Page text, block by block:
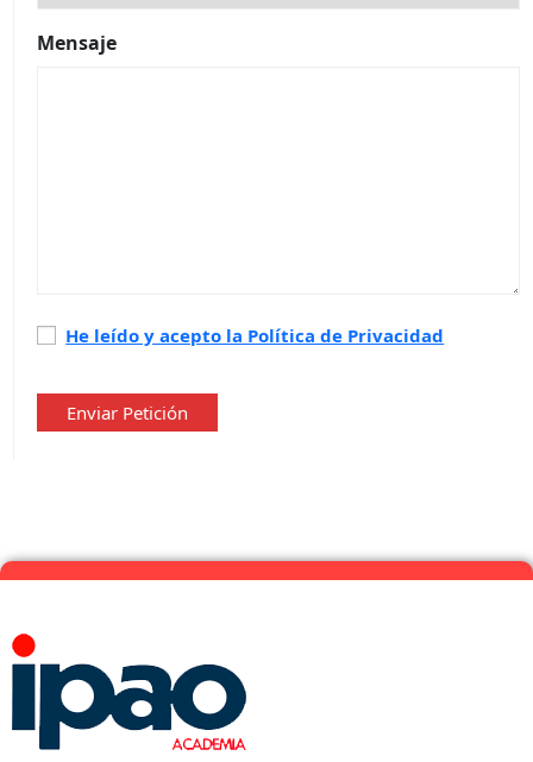
Mensaje
Política
privacidad*
He leído y acepto la Política de Privacidad
Enviar Petición